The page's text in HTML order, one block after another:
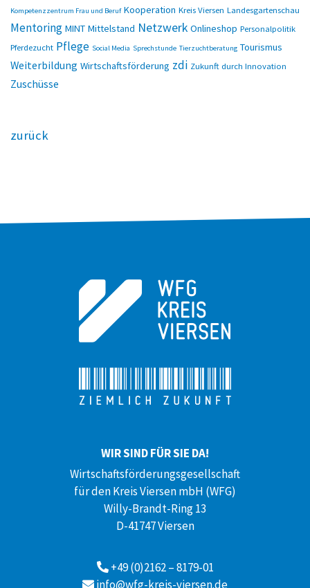
Kompetenzzentrum Frau und Beruf Kooperation Kreis Viersen Landesgartenschau
Mentoring MINT Mittelstand Netzwerk Onlineshop Personalpolitik
Pferdezucht Pflege Social Media Sprechstunde Tierzuchtberatung Tourismus
Weiterbildung Wirtschaftsförderung zdi Zukunft durch Innovation
Zuschüsse
zurück
WIR SIND FÜR SIE DA!
Wirtschaftsförderungsgesellschaft
für den Kreis Viersen mbH (WFG)
Willy-Brandt-Ring 13
D-41747 Viersen
+49 (0)2162 – 8179-01
info@wfg-kreis-viersen.de